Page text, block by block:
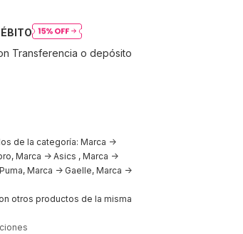
Transferencia o depósito
de la categoría: Marca ->
Marca -> Asics , Marca ->
Marca -> Gaelle, Marca ->
otros productos de la misma